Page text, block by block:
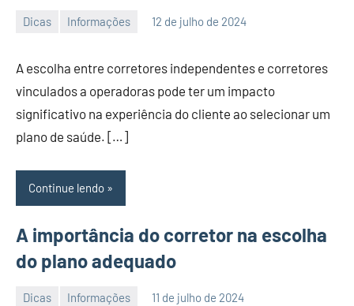
Dicas Informações 12 de julho de 2024
A escolha entre corretores independentes e corretores
vinculados a operadoras pode ter um impacto
significativo na experiência do cliente ao selecionar um
plano de saúde. […]
Continue lendo
A importância do corretor na escolha
do plano adequado
Dicas Informações 11 de julho de 2024